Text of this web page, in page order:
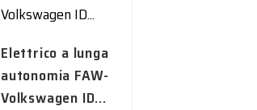
Elettrico a lunga
autonomia FAW-
Volkswagen ID...